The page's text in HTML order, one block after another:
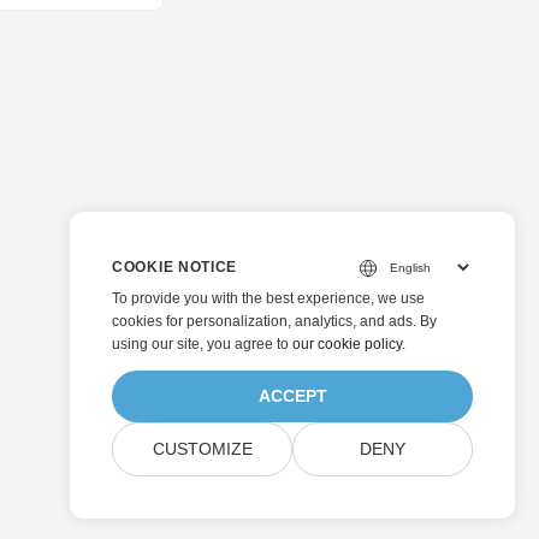
COOKIE NOTICE
To provide you with the best experience, we use
cookies for personalization, analytics, and ads. By
using our site, you agree to our cookie policy.
ACCEPT
CUSTOMIZE DENY